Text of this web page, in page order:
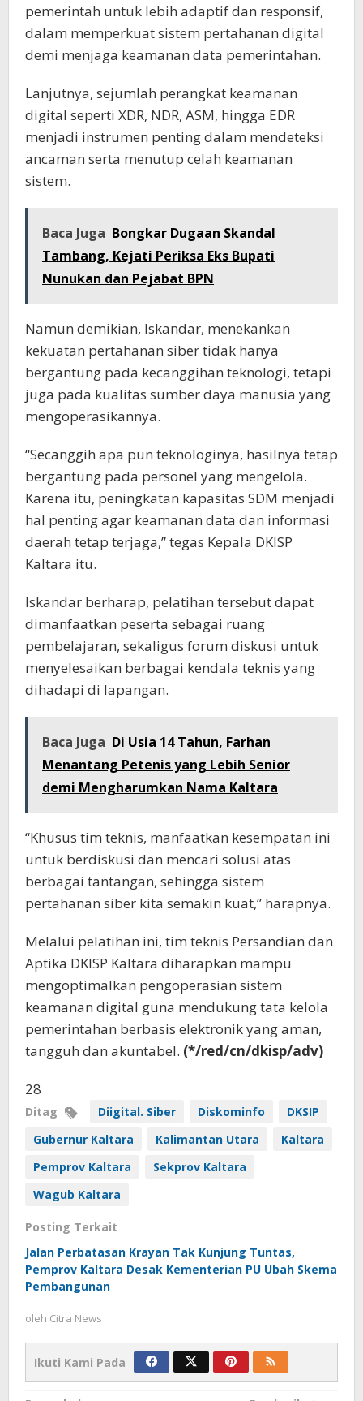
pemerintah untuk lebih adaptif dan responsif,
dalam memperkuat sistem pertahanan digital
demi menjaga keamanan data pemerintahan.
Lanjutnya, sejumlah perangkat keamanan
digital seperti XDR, NDR, ASM, hingga EDR
menjadi instrumen penting dalam mendeteksi
ancaman serta menutup celah keamanan
sistem.
Baca Juga Bongkar Dugaan Skandal
Tambang, Kejati Periksa Eks Bupati
Nunukan dan Pejabat BPN
Namun demikian, Iskandar, menekankan
kekuatan pertahanan siber tidak hanya
bergantung pada kecanggihan teknologi, tetapi
juga pada kualitas sumber daya manusia yang
mengoperasikannya.
“Secanggih apa pun teknologinya, hasilnya tetap
bergantung pada personel yang mengelola.
Karena itu, peningkatan kapasitas SDM menjadi
hal penting agar keamanan data dan informasi
daerah tetap terjaga,” tegas Kepala DKISP
Kaltara itu.
Iskandar berharap, pelatihan tersebut dapat
dimanfaatkan peserta sebagai ruang
pembelajaran, sekaligus forum diskusi untuk
menyelesaikan berbagai kendala teknis yang
dihadapi di lapangan.
Baca Juga Di Usia 14 Tahun, Farhan
Menantang Petenis yang Lebih Senior
demi Mengharumkan Nama Kaltara
“Khusus tim teknis, manfaatkan kesempatan ini
untuk berdiskusi dan mencari solusi atas
berbagai tantangan, sehingga sistem
pertahanan siber kita semakin kuat,” harapnya.
Melalui pelatihan ini, tim teknis Persandian dan
Aptika DKISP Kaltara diharapkan mampu
mengoptimalkan pengoperasian sistem
keamanan digital guna mendukung tata kelola
pemerintahan berbasis elektronik yang aman,
tangguh dan akuntabel. (*/red/cn/dkisp/adv)
28
Ditag Diigital. Siber Diskominfo
DKSIP
Gubernur Kaltara
Kalimantan Utara
Kaltara
Pemprov Kaltara
Sekprov Kaltara
Wagub Kaltara
Posting Terkait
Jalan Perbatasan Krayan Tak Kunjung Tuntas,
Pemprov Kaltara Desak Kementerian PU Ubah Skema
Pembangunan
oleh Citra News
Ikuti Kami Pada